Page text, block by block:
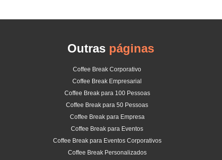
Outras páginas
Coffee Break Corporativo
Coffee Break Empresarial
Coffee Break para 100 Pessoas
Coffee Break para 50 Pessoas
Coffee Break para Empresa
Coffee Break para Eventos
Coffee Break para Eventos Corporativos
Coffee Break Personalizados